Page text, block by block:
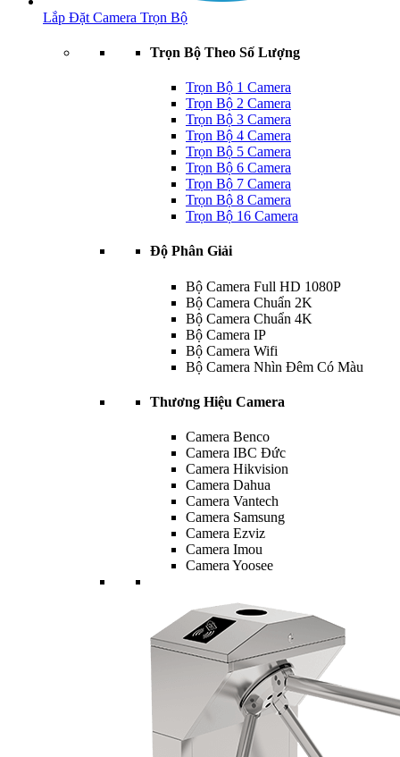
Lắp Đặt Camera Trọn Bộ
Trọn Bộ Theo Số Lượng
Trọn Bộ 1 Camera
Trọn Bộ 2 Camera
Trọn Bộ 3 Camera
Trọn Bộ 4 Camera
Trọn Bộ 5 Camera
Trọn Bộ 6 Camera
Trọn Bộ 7 Camera
Trọn Bộ 8 Camera
Trọn Bộ 16 Camera
Độ Phân Giải
Bộ Camera Full HD 1080P
Bộ Camera Chuẩn 2K
Bộ Camera Chuẩn 4K
Bộ Camera IP
Bộ Camera Wifi
Bộ Camera Nhìn Đêm Có Màu
Thương Hiệu Camera
Camera Benco
Camera IBC Đức
Camera Hikvision
Camera Dahua
Camera Vantech
Camera Samsung
Camera Ezviz
Camera Imou
Camera Yoosee